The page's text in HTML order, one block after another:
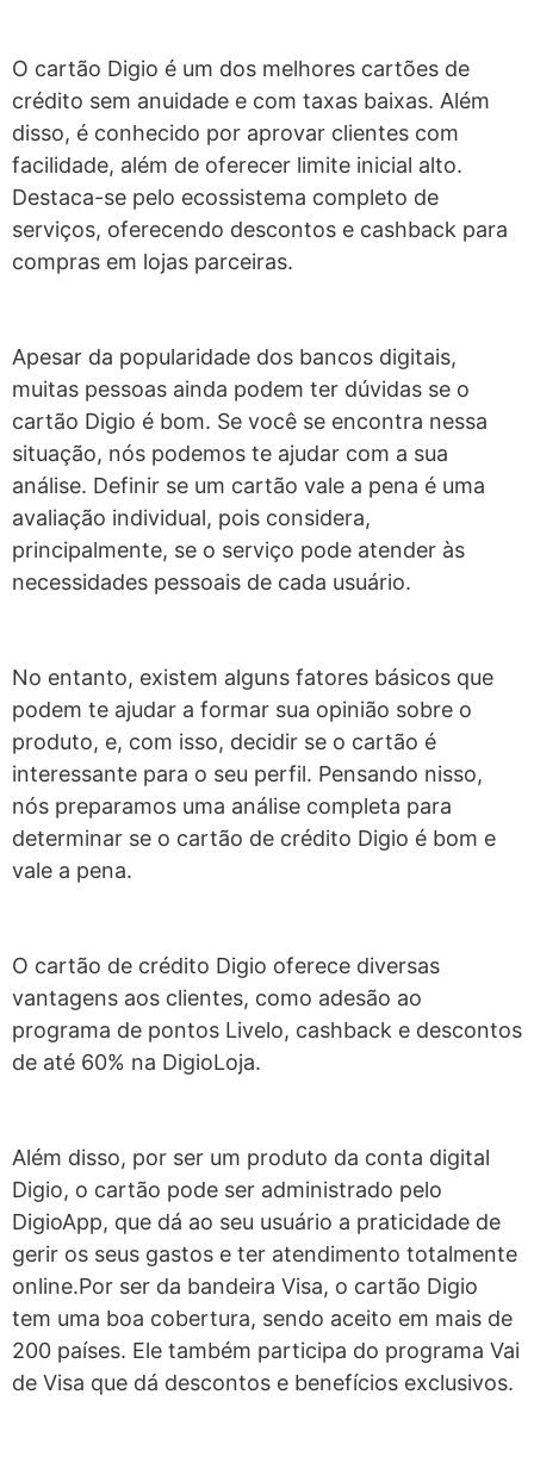
O cartão Digio é um dos melhores cartões de
crédito sem anuidade e com taxas baixas. Além
disso, é conhecido por aprovar clientes com
facilidade, além de oferecer limite inicial alto.
Destaca-se pelo ecossistema completo de
serviços, oferecendo descontos e cashback para
compras em lojas parceiras.
Apesar da popularidade dos bancos digitais,
muitas pessoas ainda podem ter dúvidas se o
cartão Digio é bom. Se você se encontra nessa
situação, nós podemos te ajudar com a sua
análise. Definir se um cartão vale a pena é uma
avaliação individual, pois considera,
principalmente, se o serviço pode atender às
necessidades pessoais de cada usuário.
No entanto, existem alguns fatores básicos que
podem te ajudar a formar sua opinião sobre o
produto, e, com isso, decidir se o cartão é
interessante para o seu perfil. Pensando nisso,
nós preparamos uma análise completa para
determinar se o cartão de crédito Digio é bom e
vale a pena.
O cartão de crédito Digio oferece diversas
vantagens aos clientes, como adesão ao
programa de pontos Livelo, cashback e descontos
de até 60% na DigioLoja.
Além disso, por ser um produto da conta digital
Digio, o cartão pode ser administrado pelo
DigioApp, que dá ao seu usuário a praticidade de
gerir os seus gastos e ter atendimento totalmente
online.Por ser da bandeira Visa, o cartão Digio
tem uma boa cobertura, sendo aceito em mais de
200 países. Ele também participa do programa Vai
de Visa que dá descontos e benefícios exclusivos.